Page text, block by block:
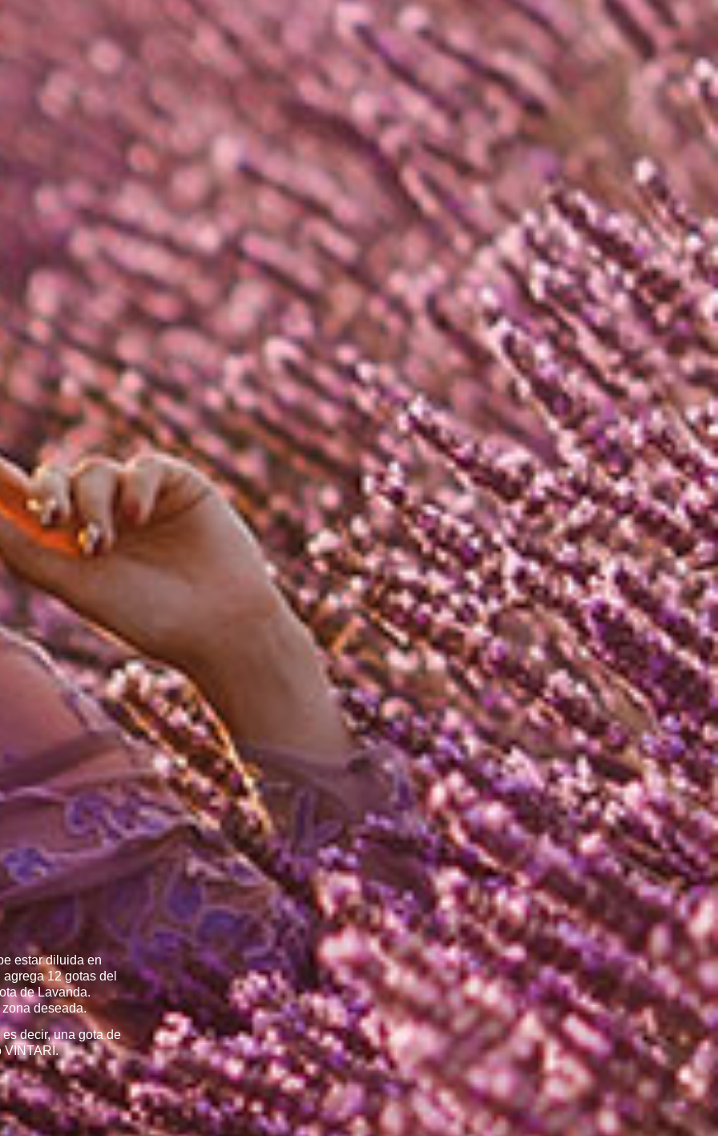
estar diluida en
12 gotas del
de Lavanda.
deseada.
decir, una gota de
VINTARI.